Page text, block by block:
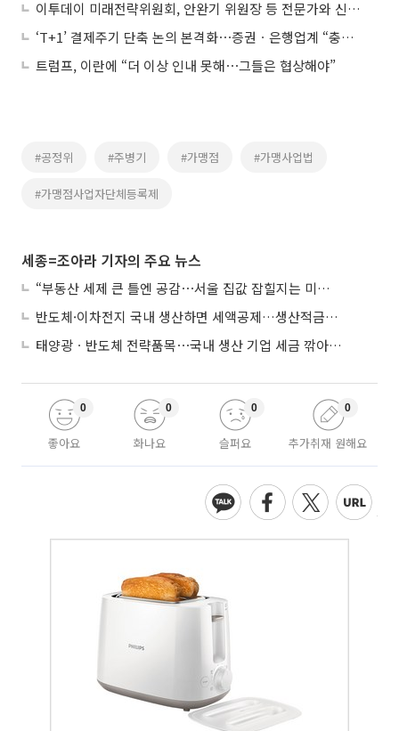
이투데이 미래전략위원회, 안완기 위원장 등 전문가와 신성장 논의
‘T+1’ 결제주기 단축 논의 본격화⋯증권ㆍ은행업계 “충분한 준비 기간 필요”
트럼프, 이란에 “더 이상 인내 못해⋯그들은 협상해야”
#공정위 #주병기 #가맹점 #가맹사업법
#가맹점사업자단체등록제
세종=조아라 기자의 주요 뉴스
“부동산 세제 큰 틀엔 공감⋯서울 집값 잡힐지는 미지수”
반도체·이차전지 국내 생산하면 세액공제…생산적금융 ISA 신설
태양광ㆍ반도체 전략품목⋯국내 생산 기업 세금 깎아준다
좋아요
0
화나요
0
슬퍼요
0
추가취재 원해요
0